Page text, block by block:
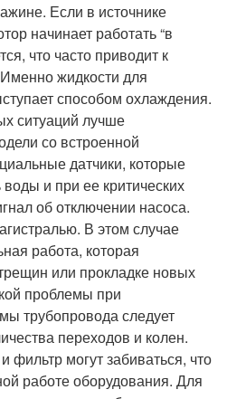
Если в источнике
начинает работать “в
что часто приводит к
жидкости для
способом охлаждения.
ситуаций лучше
со встроенной
датчики, которые
и при ее критических
об отключении насоса.
В этом случае
работа, которая
или прокладке новых
проблемы при
трубопровода следует
переходов и колен.
фильтр могут забиваться, что
работе оборудования. Для